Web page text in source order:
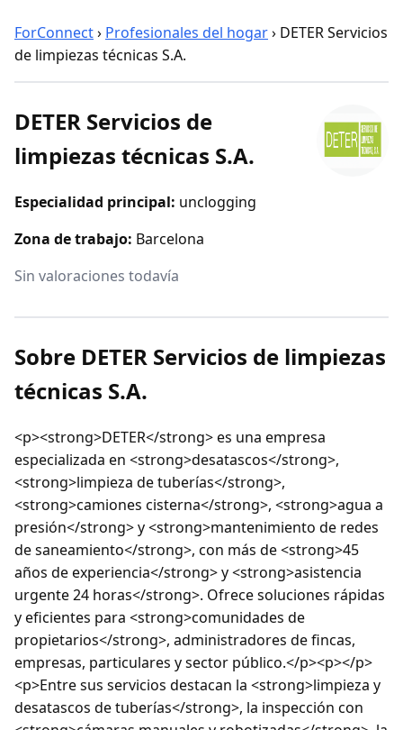
ForConnect› Profesionales del hogar› DETER Servicios
de limpiezas técnicas S.A.
DETER Servicios de
limpiezas técnicas S.A.
Especialidad principal: unclogging
Zona de trabajo: Barcelona
Sin valoraciones todavía
Sobre DETER Servicios de limpiezas
técnicas S.A.
<p><strong>DETER</strong> es una empresa
especializada en <strong>desatascos</strong>,
<strong>limpieza de tuberías</strong>,
<strong>camiones cisterna</strong>, <strong>agua a
presión</strong> y <strong>mantenimiento de redes
de saneamiento</strong>, con más de <strong>45
años de experiencia</strong> y <strong>asistencia
urgente 24 horas</strong>. Ofrece soluciones rápidas
y eficientes para <strong>comunidades de
propietarios</strong>, administradores de fincas,
empresas, particulares y sector público.</p><p></p>
<p>Entre sus servicios destacan la <strong>limpieza y
desatascos de tuberías</strong>, la inspección con